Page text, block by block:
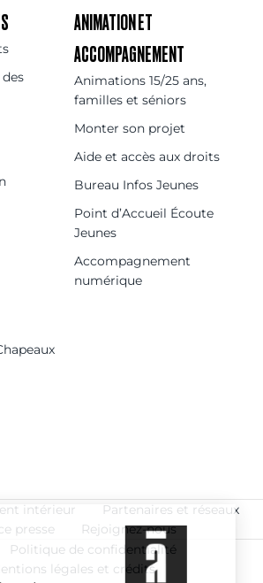
ANIMATION ET
ACCOMPAGNEMENT
Animations 15/25 ans,
familles et séniors
Monter son projet
Aide et accès aux droits
Bureau Infos Jeunes
Point d’Accueil Écoute
Jeunes
Accompagnement
numérique
intérieur
Partenaires et réseaux
presse
Rejoignez-nous
Politique de confidentialité
légales et crédits